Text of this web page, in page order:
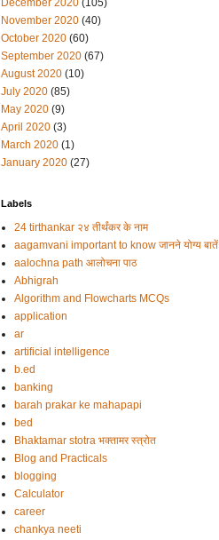
December 2020 (105)
November 2020 (40)
October 2020 (60)
September 2020 (67)
August 2020 (10)
July 2020 (85)
May 2020 (9)
April 2020 (3)
March 2020 (1)
January 2020 (27)
Labels
24 tirthankar २४ तीर्थंकर के नाम
aagamvani important to know जानने योग्य बातें
aalochna path आलोचना पाठ
Abhigrah
Algorithm and Flowcharts MCQs
application
ar
artificial intelligence
b.ed
banking
barah prakar ke mahapapi
bed
Bhaktamar stotra भक्तामर स्त्रोत
Blog and Practicals
blogging
Calculator
career
chankya neeti